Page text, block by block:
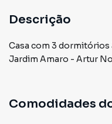
Descrição
Casa com 3 dormitórios
Jardim Amaro - Artur
Comodidades